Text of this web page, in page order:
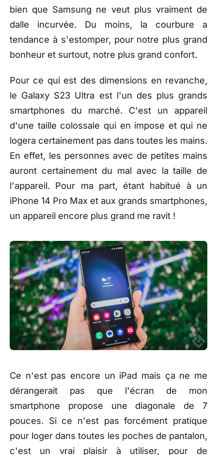
bien que Samsung ne veut plus vraiment de
dalle incurvée. Du moins, la courbure a
tendance à s'estomper, pour notre plus grand
bonheur et surtout, notre plus grand confort.
Pour ce qui est des dimensions en revanche,
le Galaxy S23 Ultra est l'un des plus grands
smartphones du marché. C'est un appareil
d'une taille colossale qui en impose et qui ne
logera certainement pas dans toutes les mains.
En effet, les personnes avec de petites mains
auront certainement du mal avec la taille de
l'appareil. Pour ma part, étant habitué à un
iPhone 14 Pro Max et aux grands smartphones,
un appareil encore plus grand me ravit !
Ce n'est pas encore un iPad mais ça ne me
dérangerait pas que l'écran de mon
smartphone propose une diagonale de 7
pouces. Si ce n'est pas forcément pratique
pour loger dans toutes les poches de pantalon,
c'est un vrai plaisir à utiliser, pour de